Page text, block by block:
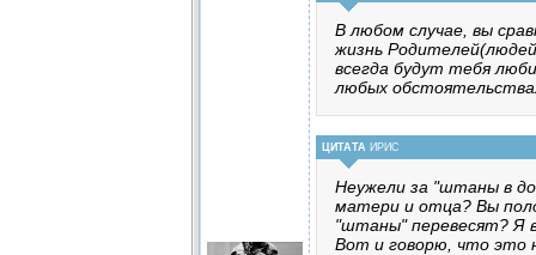
В любом случае, вы
жизнь
всегда будут тебя
любых
ЦИТАТА ИРИС
Неужели за "штаны в
матери и отца? Вы
"штаны" перевесят? Я
Вот и говорю, что это